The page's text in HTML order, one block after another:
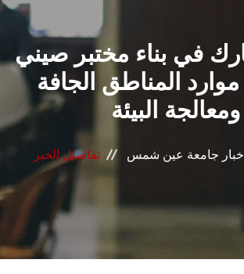
القطاعـات
الشئون الأكاديمية
البحث العلمي
المراكز والوحدات
الأنظمة الذكية
في بناء مختبر صيني
المناطق الجافة
ومعالجة البيئة
جامعة عين شمس تفاصيل الخبر